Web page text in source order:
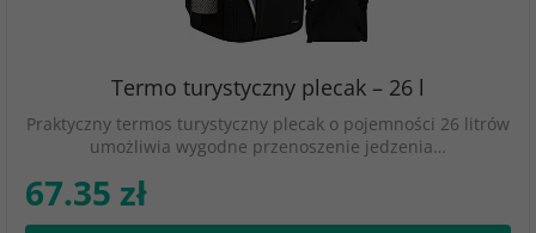
Termo turystyczny plecak – 26 l
Praktyczny termos turystyczny plecak o pojemności 26 litrów
umożliwia wygodne przenoszenie jedzenia…
67.35 zł